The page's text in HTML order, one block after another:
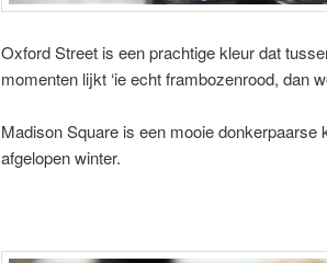
Oxford Street is een prachtige kleur dat
momenten lijkt ‘ie echt frambozenrood, dan
Madison Square is een mooie
afgelopen winter.